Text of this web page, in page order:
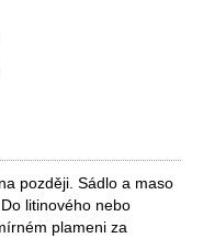
později. Sádlo a maso
litinového nebo
plameni za